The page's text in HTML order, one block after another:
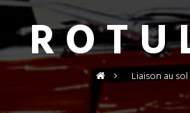
> Liaison au